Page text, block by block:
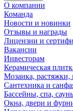
О компании
Команда
Новости и новинки
Отзывы и награды
Лицензии и
Вакансии
Инвесторам
Керамическая
Мозаика,
Сантехника и
Бассейны, спа,
Окна, двери и